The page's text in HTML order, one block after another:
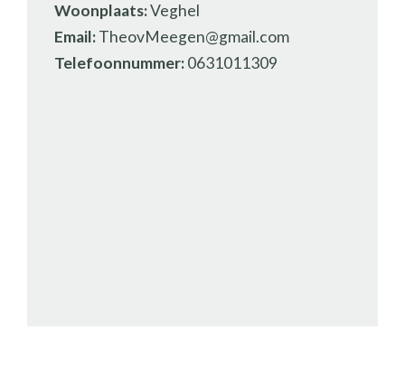
Woonplaats:Veghel
Email:TheovMeegen@gmail.com
Telefoonnummer:0631011309